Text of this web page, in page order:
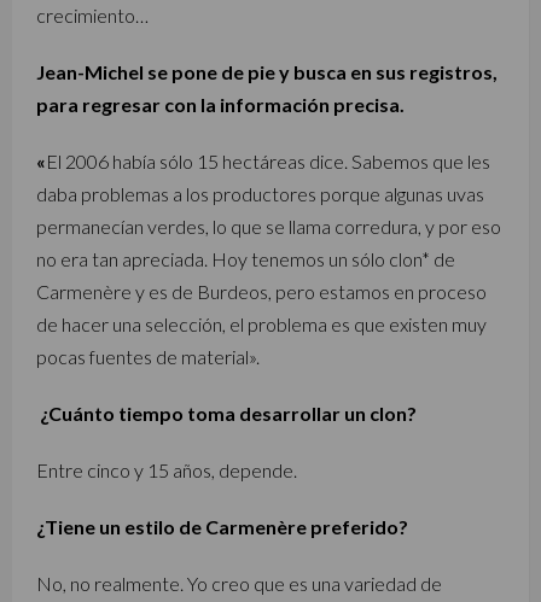
crecimiento…
Jean-Michel se pone de pie y busca en sus registros,
para regresar con la información precisa.
«El 2006 había sólo 15 hectáreas dice. Sabemos que les
daba problemas a los productores porque algunas uvas
permanecían verdes, lo que se llama corredura, y por eso
no era tan apreciada. Hoy tenemos un sólo clon* de
Carmenère y es de Burdeos, pero estamos en proceso
de hacer una selección, el problema es que existen muy
pocas fuentes de material».
¿Cuánto tiempo toma desarrollar un clon?
Entre cinco y 15 años, depende.
¿Tiene un estilo de Carmenère preferido?
No, no realmente. Yo creo que es una variedad de